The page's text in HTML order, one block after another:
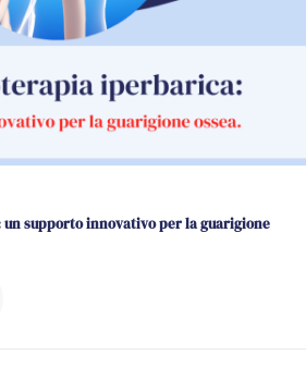
supporto innovativo per la guarigione